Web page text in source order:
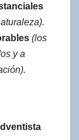
(los
y a